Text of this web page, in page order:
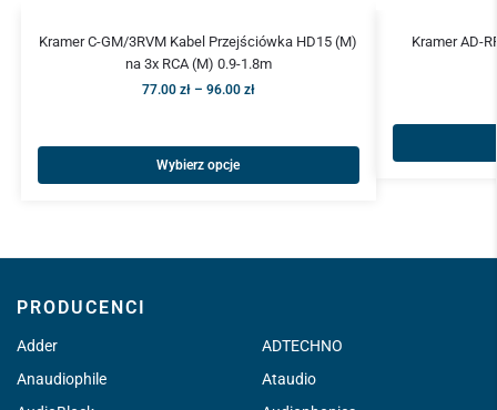
Kramer C-GM/3RVM Kabel Przejściówka HD15 (M)
na 3x RCA (M) 0.9-1.8m
77.00 zł – 96.00 zł
Wybierz opcje
Kramer AD-
PRODUCENCI
Adder
ADTECHNO
Anaudiophile
Ataudio